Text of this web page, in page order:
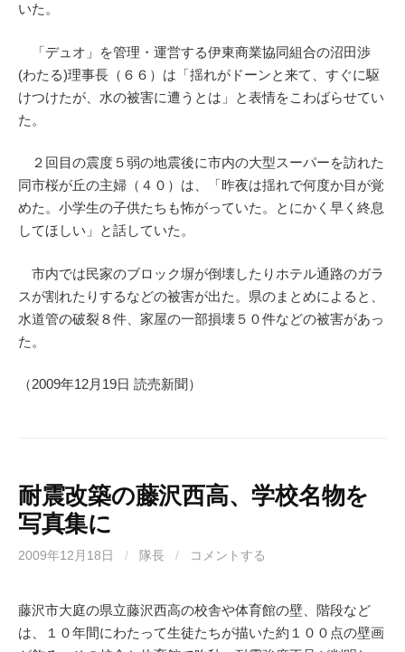
いた。
「デュオ」を管理・運営する伊東商業協同組合の沼田渉
(わたる)理事長（６６）は「揺れがドーンと来て、すぐに駆
けつけたが、水の被害に遭うとは」と表情をこわばらせてい
た。
２回目の震度５弱の地震後に市内の大型スーパーを訪れた
同市桜が丘の主婦（４０）は、「昨夜は揺れで何度か目が覚
めた。小学生の子供たちも怖がっていた。とにかく早く終息
してほしい」と話していた。
市内では民家のブロック塀が倒壊したりホテル通路のガラ
スが割れたりするなどの被害が出た。県のまとめによると、
水道管の破裂８件、家屋の一部損壊５０件などの被害があっ
た。
（2009年12月19日 読売新聞）
耐震改築の藤沢西高、学校名物を
写真集に
2009年12月18日 / 隊長 / コメントする
藤沢市大庭の県立藤沢西高の校舎や体育館の壁、階段など
は、１０年間にわたって生徒たちが描いた約１００点の壁画